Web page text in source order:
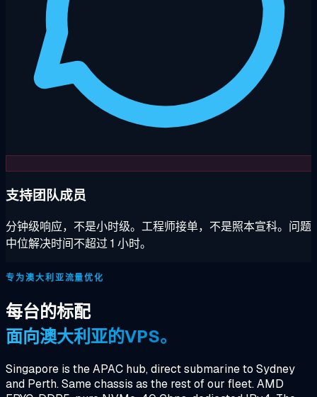
支持团队成员
分钟级响应，不是小时级。工程师接单，不是照本宣科。问题
中位解决时间不超过 1 小时。
专为澳大利亚流量优化
每台的标配
面向澳大利亚的VPS。
Singapore is the APAC hub, direct submarine to Sydney
and Perth. Same chassis as the rest of our fleet. AMD